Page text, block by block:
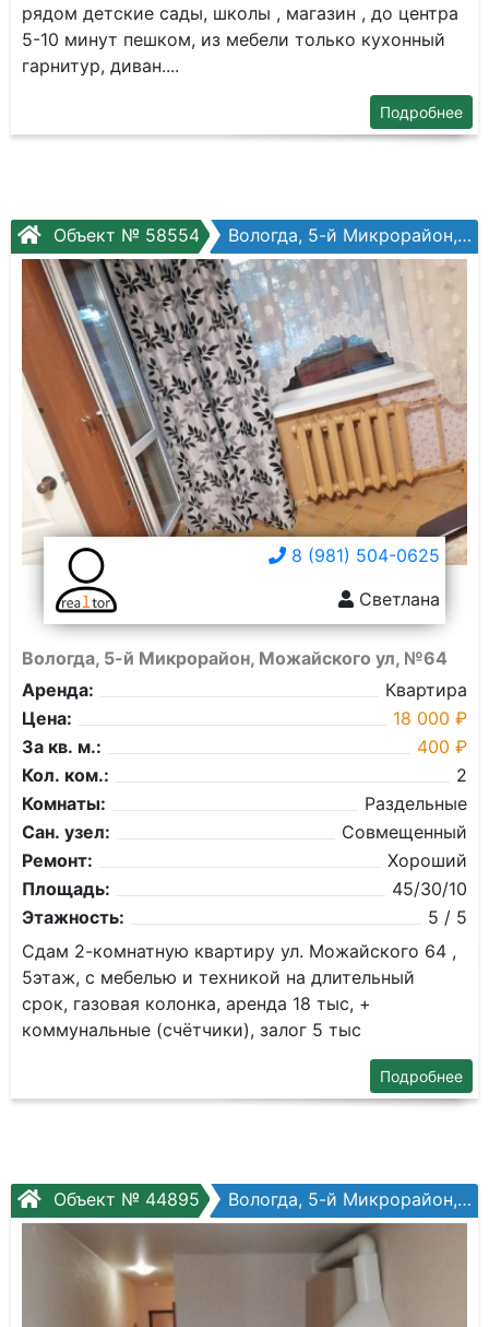
рядом детские сады, школы , магазин , до центра
5-10 минут пешком, из мебели только кухонный
гарнитур, диван....
Подробнее
Объект № 58554 Вологда, 5-й Микрорайон, Можайского ул, №64
8 (981) 504-0625
Светлана
Вологда, 5-й Микрорайон, Можайского ул, №64
Аренда:
Квартира
Цена:
18 000 ₽
За кв. м.:
400 ₽
Кол. ком.:
2
Комнаты:
Раздельные
Сан. узел:
Совмещенный
Ремонт:
Хороший
Площадь:
45/30/10
Этажность:
5 / 5
Сдам 2-комнатную квартиру ул. Можайского 64 ,
5этаж, с мебелью и техникой на длительный
срок, газовая колонка, аренда 18 тыс, +
коммунальные (счётчики), залог 5 тыс
Подробнее
Объект № 44895 Вологда, 5-й Микрорайон, Маршала Конева ул, №26